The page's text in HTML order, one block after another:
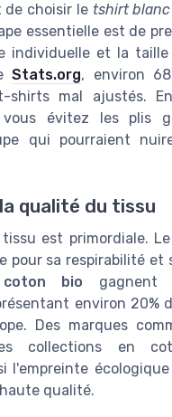
de choisir le tshirt
essentielle est de
individuelle et la
Stats.org, environ
shirts mal ajustés.
vous évitez les plis
qui pourraient
qualité du tissu
est primordiale.
pour sa respirabilité et
bio gagnent
environ 20%
Des marques
collections en
l'empreinte
qualité.